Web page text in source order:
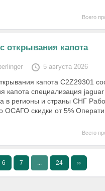
Всего
открывания капота
5 августа 2026
капота C2Z29301
капота специализация
в регионы и страны СНГ
ОСАГО скидки от 5%
Всего
6 7 ... 24 ››